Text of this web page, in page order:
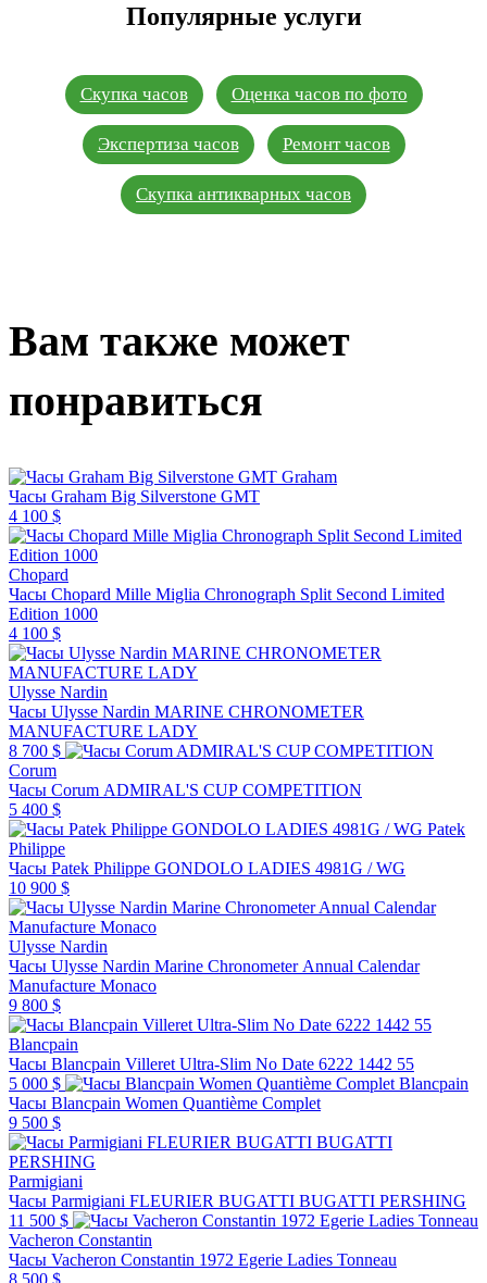
Популярные услуги
Скупка часов Оценка часов по фото
Экспертиза часов Ремонт часов
Скупка антикварных часов
Вам также может
понравиться
Graham
Часы Graham Big Silverstone GMT
4 100 $
Chopard
Часы Chopard Mille Miglia Chronograph Split Second Limited
Edition 1000
4 100 $
Ulysse Nardin
Часы Ulysse Nardin MARINE CHRONOMETER
MANUFACTURE LADY
8 700 $
Corum
Часы Corum ADMIRAL'S CUP COMPETITION
5 400 $
Patek
Philippe
Часы Patek Philippe GONDOLO LADIES 4981G / WG
10 900 $
Ulysse Nardin
Часы Ulysse Nardin Marine Chronometer Annual Calendar
Manufacture Monaco
9 800 $
Blancpain
Часы Blancpain Villeret Ultra-Slim No Date 6222 1442 55
5 000 $
Blancpain
Часы Blancpain Women Quantième Complet
9 500 $
Parmigiani
Часы Parmigiani FLEURIER BUGATTI BUGATTI PERSHING
11 500 $
Vacheron Constantin
Часы Vacheron Constantin 1972 Egerie Ladies Tonneau
8 500 $